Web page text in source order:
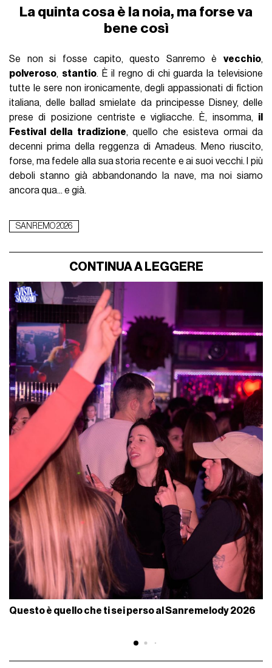
La quinta cosa è la noia, ma forse va
bene così
Se non si fosse capito, questo Sanremo è vecchio,
polveroso, stantio. È il regno di chi guarda la televisione
tutte le sere non ironicamente, degli appassionati di fiction
italiana, delle ballad smielate da principesse Disney, delle
prese di posizione centriste e vigliacche. È, insomma, il
Festival della tradizione, quello che esisteva ormai da
decenni prima della reggenza di Amadeus. Meno riuscito,
forse, ma fedele alla sua storia recente e ai suoi vecchi. I più
deboli stanno già abbandonando la nave, ma noi siamo
ancora qua... e già.
SANREMO 2026
CONTINUA A LEGGERE
Questo è quello che ti sei perso al Sanremelody 2026